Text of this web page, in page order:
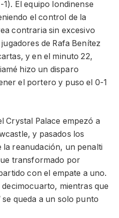
El equipo londinense
el control de la
contraria sin excesivo
de Rafa Benítez
y en el minuto 22,
hizo un disparo
el portero y puso el 0-1
Crystal Palace empezó a
y pasados los
la reanudación, un penalti
transformado por
con el empate a uno.
decimocuarto, mientras que
se queda a un solo punto